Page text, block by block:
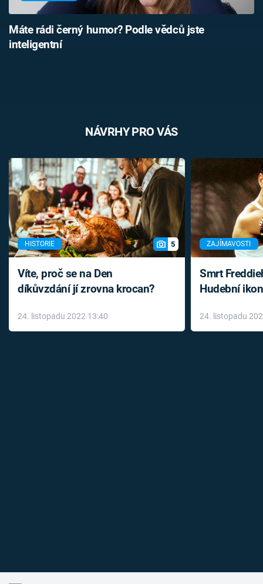
Máte rádi černý humor? Podle vědců jste
inteligentní
NÁVRHY PRO VÁS
HISTORIE 5
Víte, proč se na Den
díkůvzdání jí zrovna krocan?
24. listopadu 2022 13:40
ZAJÍMAVOSTI
Smrt
Hudební
léky
24. listopadu